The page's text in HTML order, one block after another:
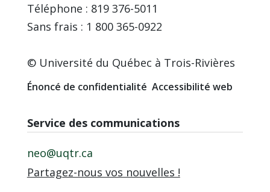
Téléphone : 819 376-5011
Sans frais : 1 800 365-0922
© Université du Québec à Trois-Rivières
Énoncé de confidentialité Accessibilité web
Service des communications
neo@uqtr.ca
Partagez-nous vos nouvelles !